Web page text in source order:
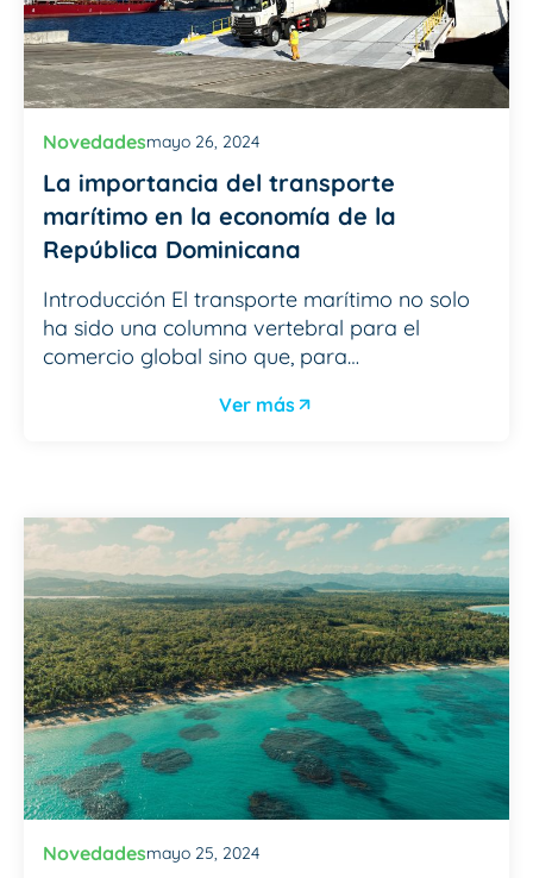
Novedadesmayo 26, 2024
La importancia del transporte
marítimo en la economía de la
República Dominicana
Introducción El transporte marítimo no solo
ha sido una columna vertebral para el
comercio global sino que, para…
Ver más
Novedadesmayo 25, 2024